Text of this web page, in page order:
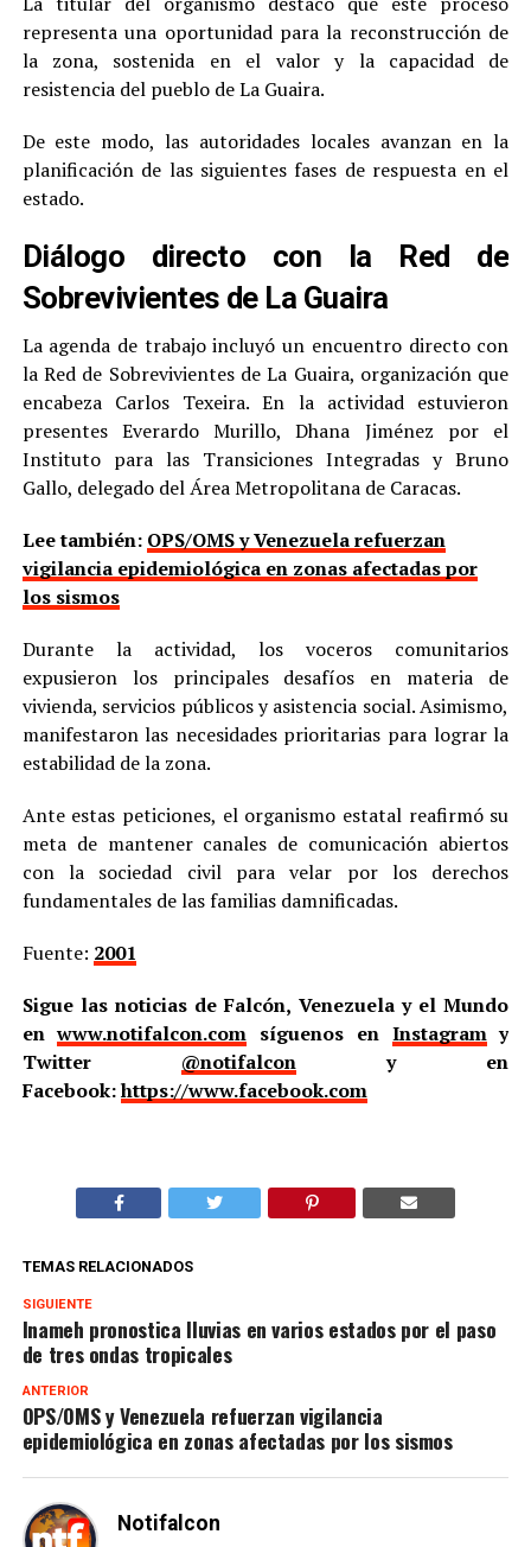
representa una oportunidad para la reconstrucción de
la zona, sostenida en el valor y la capacidad de
resistencia del pueblo de La Guaira.
De este modo, las autoridades locales avanzan en la
planificación de las siguientes fases de respuesta en el
estado.
Diálogo directo con la Red de
Sobrevivientes de La Guaira
La agenda de trabajo incluyó un encuentro directo con
la Red de Sobrevivientes de La Guaira, organización que
encabeza Carlos Texeira. En la actividad estuvieron
presentes Everardo Murillo, Dhana Jiménez por el
Instituto para las Transiciones Integradas y Bruno
Gallo, delegado del Área Metropolitana de Caracas.
Lee también: OPS/OMS y Venezuela refuerzan
vigilancia epidemiológica en zonas afectadas por
los sismos
Durante la actividad, los voceros comunitarios
expusieron los principales desafíos en materia de
vivienda, servicios públicos y asistencia social. Asimismo,
manifestaron las necesidades prioritarias para lograr la
estabilidad de la zona.
Ante estas peticiones, el organismo estatal reafirmó su
meta de mantener canales de comunicación abiertos
con la sociedad civil para velar por los derechos
fundamentales de las familias damnificadas.
Fuente: 2001
Sigue las noticias de Falcón, Venezuela y el Mundo
enwww.notifalcon.com síguenos en Instagramy
Twitter @notifalcony en
Facebook:https://www.facebook.com
TEMAS RELACIONADOS
SIGUIENTE
Inameh pronostica lluvias en varios estados por el paso
de tres ondas tropicales
ANTERIOR
OPS/OMS y Venezuela refuerzan vigilancia
epidemiológica en zonas afectadas por los sismos
Notifalcon